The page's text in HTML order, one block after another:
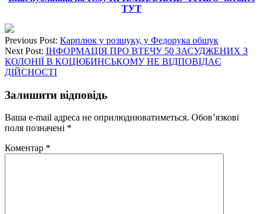
ТУТ
Previous Post: Карплюк у розшуку, у Федорука обшук
Next Post: ІНФОРМАЦІЯ ПРО ВТЕЧУ 50 ЗАСУДЖЕНИХ З
КОЛОНІЇ В КОЦЮБИНСЬКОМУ НЕ ВІДПОВІДАЄ
ДІЙСНОСТІ
Залишити відповідь
Ваша e-mail адреса не оприлюднюватиметься. Обов’язкові
поля позначені *
Коментар *